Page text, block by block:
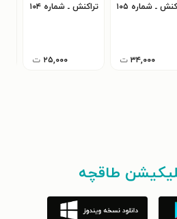
تراکنش ـ شماره ۱۰۵
۳۴,۰۰۰ ت
تراکنش ـ شماره ۱۰۴
۲۵,۰۰۰ ت
طاقچه